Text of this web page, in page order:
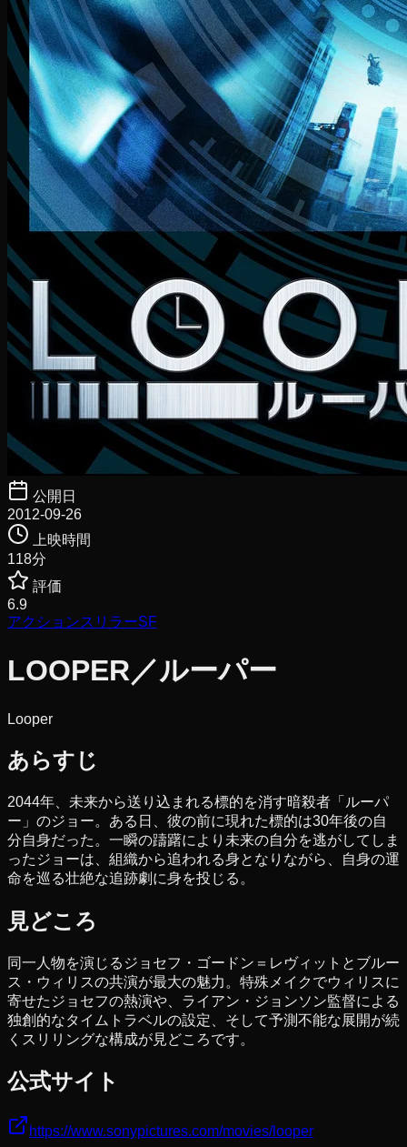
公開日
2012-09-26
上映時間
118分
評価
6.9
アクションスリラーSF
LOOPER／ルーパー
Looper
あらすじ
2044年、未来から送り込まれる標的を消す暗殺者「ルーパ
ー」のジョー。ある日、彼の前に現れた標的は30年後の自
分自身だった。一瞬の躊躇により未来の自分を逃がしてしま
ったジョーは、組織から追われる身となりながら、自身の運
命を巡る壮絶な追跡劇に身を投じる。
見どころ
同一人物を演じるジョセフ・ゴードン＝レヴィットとブルー
ス・ウィリスの共演が最大の魅力。特殊メイクでウィリスに
寄せたジョセフの熱演や、ライアン・ジョンソン監督による
独創的なタイムトラベルの設定、そして予測不能な展開が続
くスリリングな構成が見どころです。
公式サイト
https://www.sonypictures.com/movies/looper